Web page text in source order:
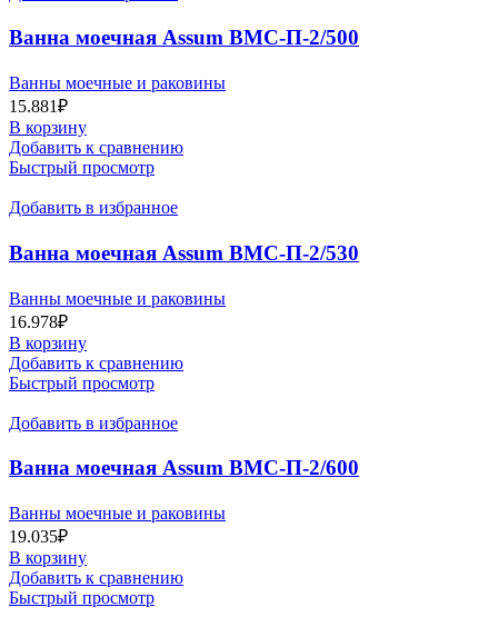
Ванна моечная Assum ВМС-П-2/500
Ванны моечные и раковины
15.881₽
В корзину
Добавить к сравнению
Быстрый просмотр
Добавить в избранное
Ванна моечная Assum ВМС-П-2/530
Ванны моечные и раковины
16.978₽
В корзину
Добавить к сравнению
Быстрый просмотр
Добавить в избранное
Ванна моечная Assum ВМС-П-2/600
Ванны моечные и раковины
19.035₽
В корзину
Добавить к сравнению
Быстрый просмотр